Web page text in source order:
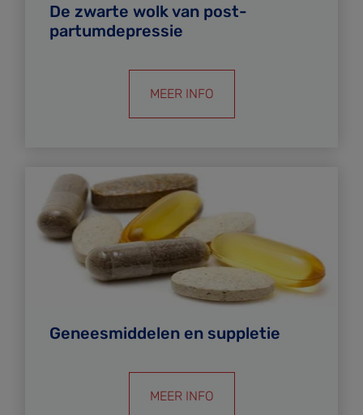
De zwarte wolk van post-
partumdepressie
MEER INFO
Geneesmiddelen en suppletie
MEER INFO